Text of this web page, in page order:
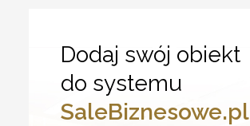
Dodaj swój obiekt
do systemu
SaleBiznesowe.pl